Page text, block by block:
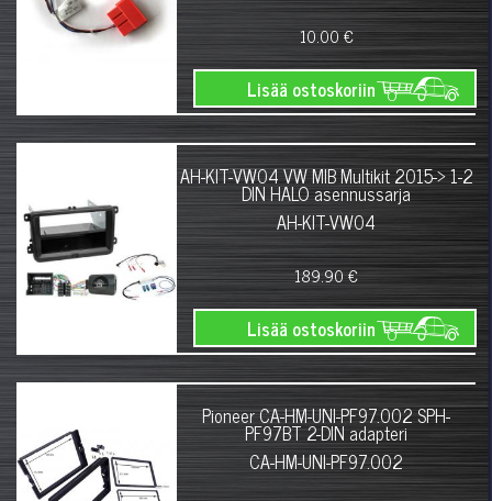
10.00 €
Lisää ostoskoriin
AH-KIT-VW04 VW MIB Multikit 2015-> 1-2
DIN HALO asennussarja
AH-KIT-VW04
189.90 €
Lisää ostoskoriin
Pioneer CA-HM-UNI-PF97.002 SPH-
PF97BT 2-DIN adapteri
CA-HM-UNI-PF97.002